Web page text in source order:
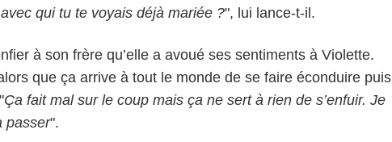
qui tu te voyais déjà mariée ?", lui lance-t-il.
à son frère qu’elle a avoué ses sentiments à Violette.
que ça arrive à tout le monde de se faire éconduire puis
Ça fait mal sur le coup mais ça ne sert à rien de s’enfuir. Je
passer".